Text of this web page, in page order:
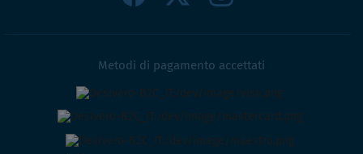
Metodi di pagamento accettati